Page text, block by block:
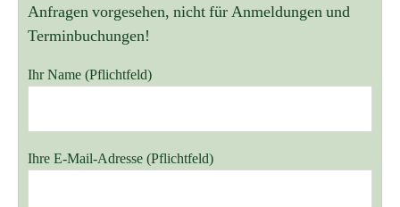
Anfragen vorgesehen, nicht für Anmeldungen und
Terminbuchungen!
Ihr Name (Pflichtfeld)
Bitte lasse dieses Feld leer.
Ihre E-Mail-Adresse (Pflichtfeld)